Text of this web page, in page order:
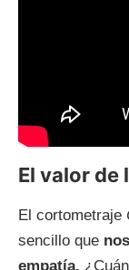
El valor de
El cortometraje
sencillo que
empatía.